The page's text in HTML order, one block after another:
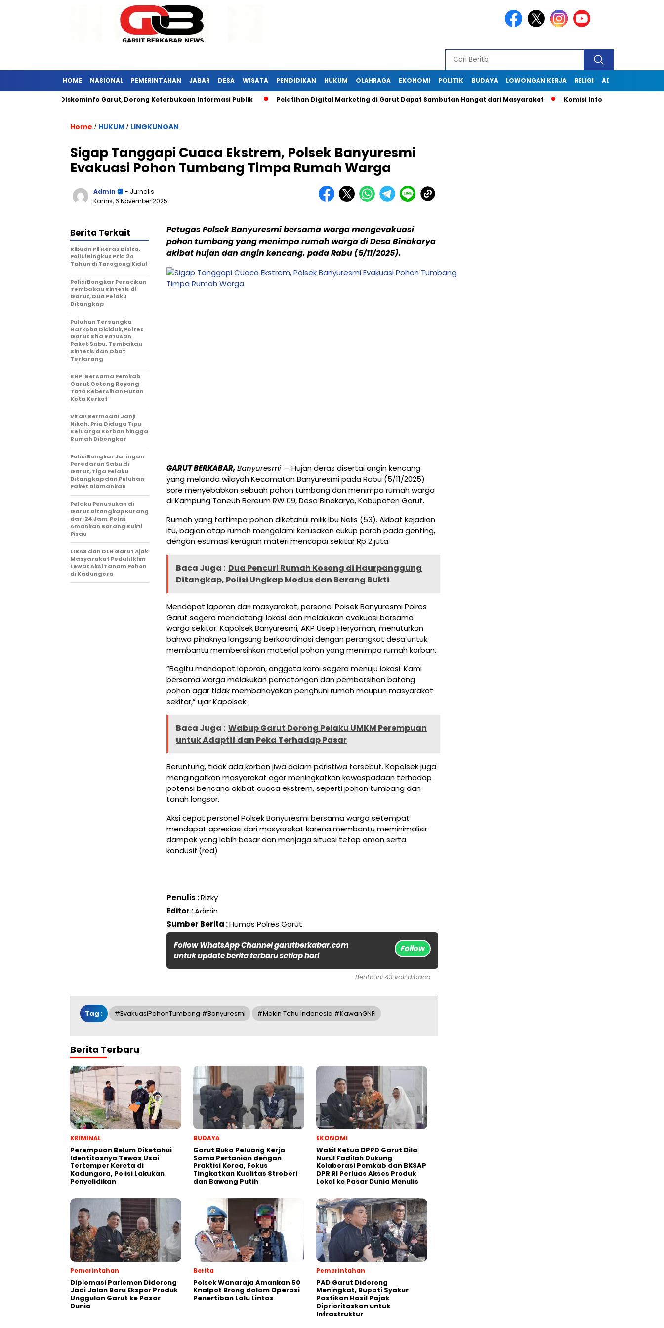
HOME NASIONAL PEMERINTAHAN JABAR DESA WISATA PENDIDIKAN HUKUM OLAHRAGA EKONOMI POLITIK BUDAYA LOWONGAN KERJA RELIGI ADVERTORIAL
Kunjungi Diskominfo Garut, Dorong Keterbukaan Informasi Publik Pelatihan Digital Marketing di Garut Dapat Sambutan Hangat dari Masyarakat Komisi Informasi Jabar Kunjungi
Home / HUKUM / LINGKUNGAN
Sigap Tanggapi Cuaca Ekstrem, Polsek Banyuresmi
Evakuasi Pohon Tumbang Timpa Rumah Warga
Admin
- Jurnalis
Kamis, 6 November 2025
Petugas Polsek Banyuresmi bersama warga mengevakuasi
pohon tumbang yang menimpa rumah warga di Desa Binakarya
akibat hujan dan angin kencang. pada Rabu (5/11/2025).
GARUT BERKABAR,Banyuresmi — Hujan deras disertai angin kencang
yang melanda wilayah Kecamatan Banyuresmi pada Rabu (5/11/2025)
sore menyebabkan sebuah pohon tumbang dan menimpa rumah warga
di Kampung Taneuh Bereum RW 09, Desa Binakarya, Kabupaten Garut.
Rumah yang tertimpa pohon diketahui milik Ibu Nelis (53). Akibat kejadian
itu, bagian atap rumah mengalami kerusakan cukup parah pada genting,
dengan estimasi kerugian materi mencapai sekitar Rp 2 juta.
Baca Juga : Dua Pencuri Rumah Kosong di Haurpanggung
Ditangkap, Polisi Ungkap Modus dan Barang Bukti
Mendapat laporan dari masyarakat, personel Polsek Banyuresmi Polres
Garut segera mendatangi lokasi dan melakukan evakuasi bersama
warga sekitar. Kapolsek Banyuresmi, AKP Usep Heryaman, menuturkan
bahwa pihaknya langsung berkoordinasi dengan perangkat desa untuk
membantu membersihkan material pohon yang menimpa rumah korban.
“Begitu mendapat laporan, anggota kami segera menuju lokasi. Kami
bersama warga melakukan pemotongan dan pembersihan batang
pohon agar tidak membahayakan penghuni rumah maupun masyarakat
sekitar,” ujar Kapolsek.
Baca Juga : Wabup Garut Dorong Pelaku UMKM Perempuan
untuk Adaptif dan Peka Terhadap Pasar
Beruntung, tidak ada korban jiwa dalam peristiwa tersebut. Kapolsek juga
mengingatkan masyarakat agar meningkatkan kewaspadaan terhadap
potensi bencana akibat cuaca ekstrem, seperti pohon tumbang dan
tanah longsor.
Aksi cepat personel Polsek Banyuresmi bersama warga setempat
mendapat apresiasi dari masyarakat karena membantu meminimalisir
dampak yang lebih besar dan menjaga situasi tetap aman serta
kondusif.(red)
Penulis :Rizky
Editor :Admin
Sumber Berita :Humas Polres Garut
Follow WhatsApp Channel garutberkabar.com
untuk update berita terbaru setiap hari
Follow
Berita Terkait
Ribuan Pil Keras Disita,
Polisi Ringkus Pria 24
Tahun di Tarogong Kidul
Polisi Bongkar Peracikan
Tembakau Sintetis di
Garut, Dua Pelaku
Ditangkap
Puluhan Tersangka
Narkoba Diciduk, Polres
Garut Sita Ratusan
Paket Sabu, Tembakau
Sintetis dan Obat
Terlarang
KNPI Bersama Pemkab
Garut Gotong Royong
Tata Kebersihan Hutan
Kota Kerkof
Viral! Bermodal Janji
Nikah, Pria Diduga Tipu
Keluarga Korban hingga
Rumah Dibongkar
Polisi Bongkar Jaringan
Peredaran Sabu di
Garut, Tiga Pelaku
Ditangkap dan Puluhan
Paket Diamankan
Pelaku Penusukan di
Garut Ditangkap Kurang
dari 24 Jam, Polisi
Amankan Barang Bukti
Pisau
LIBAS dan DLH Garut Ajak
Masyarakat Peduli Iklim
Lewat Aksi Tanam Pohon
di Kadungora
Berita ini 43 kali dibaca
Tag : #EvakuasiPohonTumbang #Banyuresmi #Makin Tahu Indonesia #KawanGNFI
Berita Terbaru
KRIMINAL
Perempuan Belum Diketahui
Identitasnya Tewas Usai
Tertemper Kereta di
Kadungora, Polisi Lakukan
Penyelidikan
BUDAYA
Garut Buka Peluang Kerja
Sama Pertanian dengan
Praktisi Korea, Fokus
Tingkatkan Kualitas Stroberi
dan Bawang Putih
EKONOMI
Wakil Ketua DPRD Garut Dila
Nurul Fadilah Dukung
Kolaborasi Pemkab dan BKSAP
DPR RI Perluas Akses Produk
Lokal ke Pasar Dunia Menulis
Pemerintahan
Diplomasi Parlemen Didorong
Jadi Jalan Baru Ekspor Produk
Unggulan Garut ke Pasar
Dunia
Berita
Polsek Wanaraja Amankan 50
Knalpot Brong dalam Operasi
Penertiban Lalu Lintas
Pemerintahan
PAD Garut Didorong
Meningkat, Bupati Syakur
Pastikan Hasil Pajak
Diprioritaskan untuk
Infrastruktur